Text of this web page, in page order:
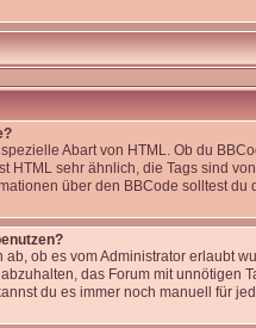
Abart von HTML. Ob du
HTML sehr ähnlich, die Tags sind
über den BBCode solltest
ab, ob es vom Administrator erlaubt
das Forum mit unnötigen
du es immer noch manuell für